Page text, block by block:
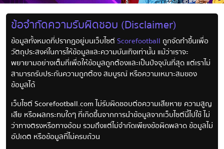
ข้อจำกัดความรับผิดชอบ (Disclaimer)
ข้อมูลทั้งหมดที่ปรากฏอยู่บนเว็บไซต์Scorefootball ถูกจัดทำขึ้นเพื่อ
วัตถุประสงค์ในการให้ข้อมูลและความบันเทิงเท่านั้น แม้ว่าเราจะ
พยายามอย่างเต็มที่เพื่อให้ข้อมูลถูกต้องและเป็นปัจจุบันที่สุด แต่เราไม่
สามารถรับประกันความถูกต้อง สมบูรณ์ หรือความเหมาะสมของ
ข้อมูลได้
เว็บไซต์ Scorefootball.com ไม่รับผิดชอบต่อความเสียหาย ความสูญ
เสีย หรือผลกระทบใดๆ ที่เกิดขึ้นจากการนำข้อมูลจากเว็บไซต์นี้ไปใช้ ไม่
ว่าทางตรงหรือทางอ้อม รวมถึงแต่ไม่จำกัดเพียงข้อผิดพลาด ข้อมูลไม่
อัปเดต หรือข้อมูลที่ไม่ครบถ้วน